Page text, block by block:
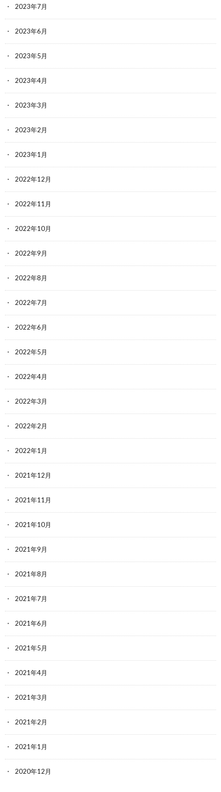
2023年7月
2023年6月
2023年5月
2023年4月
2023年3月
2023年2月
2023年1月
2022年12月
2022年11月
2022年10月
2022年9月
2022年8月
2022年7月
2022年6月
2022年5月
2022年4月
2022年3月
2022年2月
2022年1月
2021年12月
2021年11月
2021年10月
2021年9月
2021年8月
2021年7月
2021年6月
2021年5月
2021年4月
2021年3月
2021年2月
2021年1月
2020年12月